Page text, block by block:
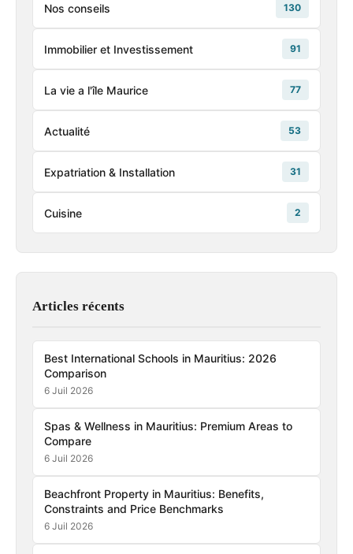
Nos conseils 130
Immobilier et Investissement 91
La vie a l'île Maurice 77
Actualité 53
Expatriation & Installation 31
Cuisine 2
Articles récents
Best International Schools in Mauritius: 2026
Comparison
6 Juil 2026
Spas & Wellness in Mauritius: Premium Areas to
Compare
6 Juil 2026
Beachfront Property in Mauritius: Benefits,
Constraints and Price Benchmarks
6 Juil 2026